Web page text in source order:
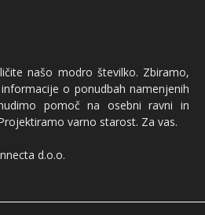
našo modro številko. Zbiramo,
o ponudbah namenjenih
pomoč na osebni ravni in
varno starost. Za vas.
d.o.o.